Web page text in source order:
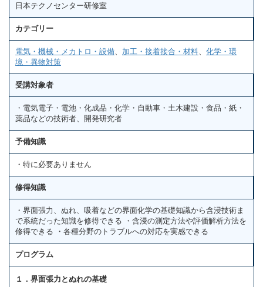
日本テクノセンター研修室
カテゴリー
電気・機械・メカトロ・設備 加工・接着接合・材料
化学・環
境・異物対策
受講対象者
・電気電子・電池・化成品・化学・自動車・土木建設・食品・紙・
薬品などの技術者、開発研究者
予備知識
・特に必要ありません
修得知識
・界面張力、ぬれ、吸着などの界面化学の基礎知識から含浸技術ま
で系統だった知識を修得できる ・含浸の測定方法や評価解析方法を
修得できる ・各種分野のトラブルへの対応を実感できる
プログラム
１．界面張力とぬれの基礎